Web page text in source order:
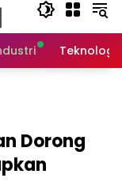
Teknologi
Dorong